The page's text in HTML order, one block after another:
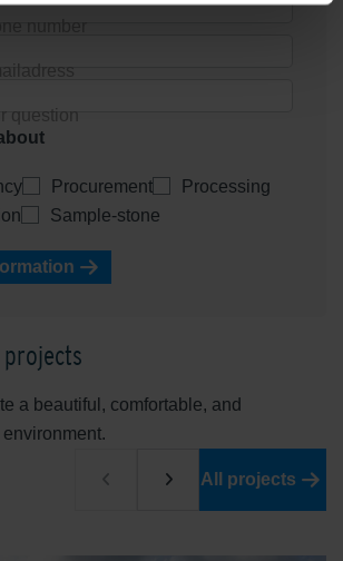
question
Procurement
Processing
Sample-stone
a beautiful, comfortable, and
All projects